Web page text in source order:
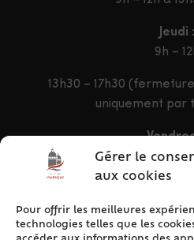
Gérer le
aux cookies
Pour offrir les meilleures
technologies telles que les
Jeudi :
9h –
13h30 – 17h30
uniquement par
9h – 12h &
ACCÈS